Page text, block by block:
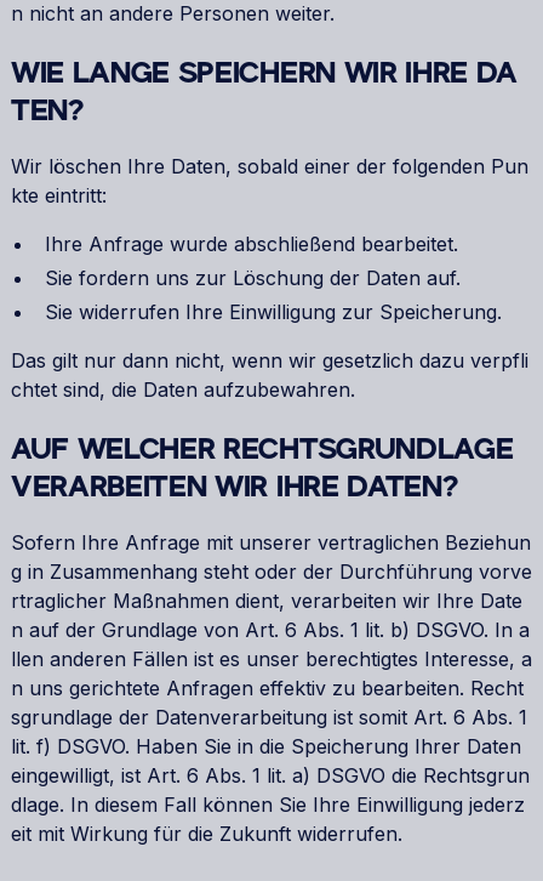
n nicht an andere Personen weiter.
WIE LANGE SPEICHERN WIR IHRE DA
TEN?
Wir löschen Ihre Daten, sobald einer der folgenden Pun
kte eintritt:
Ihre Anfrage wurde abschließend bearbeitet.
Sie fordern uns zur Löschung der Daten auf.
Sie widerrufen Ihre Einwilligung zur Speicherung.
Das gilt nur dann nicht, wenn wir gesetzlich dazu verpfli
chtet sind, die Daten aufzubewahren.
AUF WELCHER RECHTSGRUNDLAGE
VERARBEITEN WIR IHRE DATEN?
Sofern Ihre Anfrage mit unserer vertraglichen Beziehun
g in Zusammenhang steht oder der Durchführung vorve
rtraglicher Maßnahmen dient, verarbeiten wir Ihre Date
n auf der Grundlage von Art. 6 Abs. 1 lit. b) DSGVO. In a
llen anderen Fällen ist es unser berechtigtes Interesse, a
n uns gerichtete Anfragen effektiv zu bearbeiten. Recht
sgrundlage der Datenverarbeitung ist somit Art. 6 Abs. 1
lit. f) DSGVO. Haben Sie in die Speicherung Ihrer Daten
eingewilligt, ist Art. 6 Abs. 1 lit. a) DSGVO die Rechtsgrun
dlage. In diesem Fall können Sie Ihre Einwilligung jederz
eit mit Wirkung für die Zukunft widerrufen.